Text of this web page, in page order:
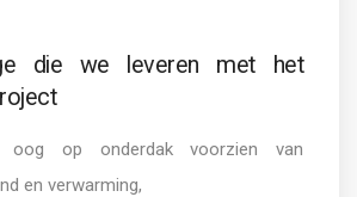
die we leveren met het
op onderdak voorzien van
en verwarming,